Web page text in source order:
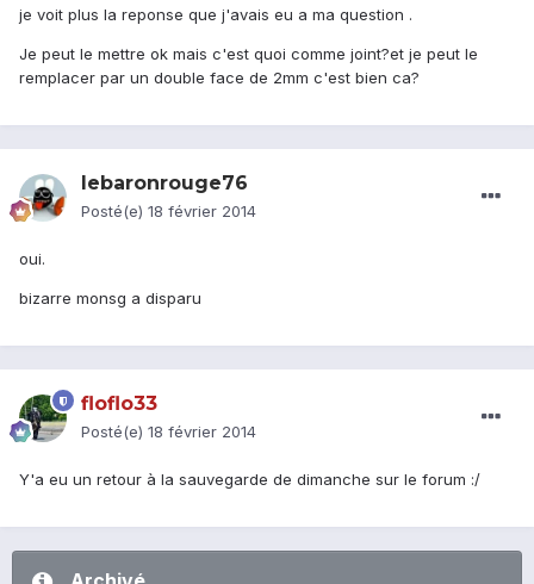
je voit plus la reponse que j'avais eu a ma question .
Je peut le mettre ok mais c'est quoi comme joint?et je peut le
remplacer par un double face de 2mm c'est bien ca?
lebaronrouge76
Posté(e) 18 février 2014
oui.
bizarre monsg a disparu
floflo33
Posté(e) 18 février 2014
Y'a eu un retour à la sauvegarde de dimanche sur le forum :/